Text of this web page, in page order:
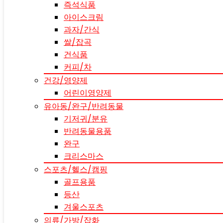
즉석식품
아이스크림
과자/간식
쌀/잡곡
건식품
커피/차
건강/영양제
어린이영양제
유아동/완구/반려동물
기저귀/분유
반려동물용품
완구
크리스마스
스포츠/헬스/캠핑
골프용품
등산
겨울스포츠
의류/가방/잡화